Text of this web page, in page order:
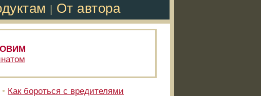
От автора
• Как бороться с вредителями